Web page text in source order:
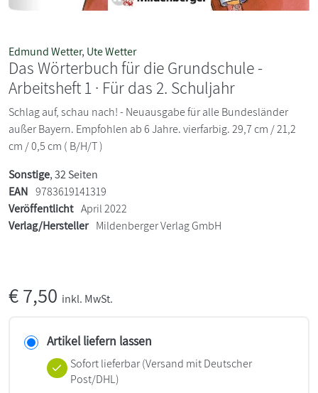
Edmund Wetter, Ute Wetter
Das Wörterbuch für die Grundschule -
Arbeitsheft 1 · Für das 2. Schuljahr
Schlag auf, schau nach! - Neuausgabe für alle Bundesländer
außer Bayern. Empfohlen ab 6 Jahre. vierfarbig. 29,7 cm / 21,2
cm / 0,5 cm ( B/H/T )
Sonstige, 32 Seiten
EAN 9783619141319
Veröffentlicht April 2022
Verlag/Hersteller Mildenberger Verlag GmbH
€7,50 inkl. MwSt.
Artikel liefern lassen
Sofort lieferbar(Versand mit Deutscher
Post/DHL)